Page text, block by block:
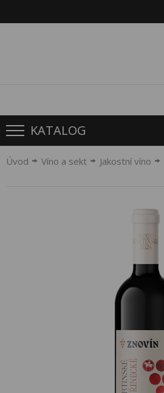
KATALOG
Úvod Víno a sekt Jakostní víno